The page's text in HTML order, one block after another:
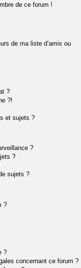
de ce forum !
de ma liste d’amis ou
?
?!
et sujets ?
?
?
sujets ?
?
?
concernant ce forum ?